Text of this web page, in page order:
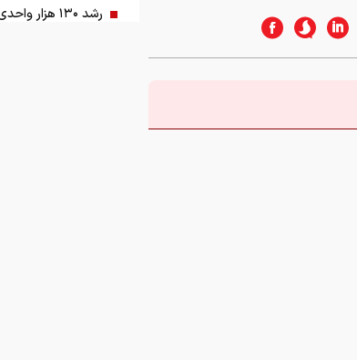
رشد ۱۳۰ هزار واحدی شاخص بورس